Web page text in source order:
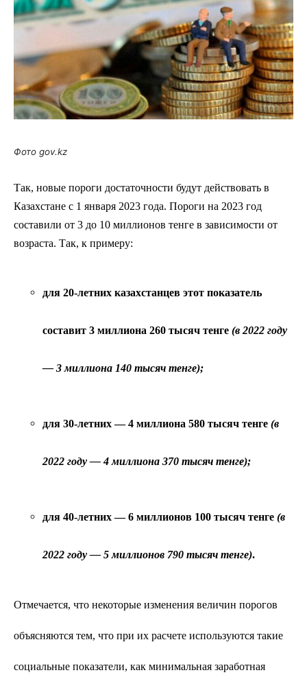
Фото gov.kz
Так, новые пороги достаточности будут действовать в
Казахстане с 1 января 2023 года. Пороги на 2023 год
составили от 3 до 10 миллионов тенге в зависимости от
возраста. Так, к примеру:
для 20-летних казахстанцев этот показатель
составит 3 миллиона 260 тысяч тенге (в 2022 году
— 3 миллиона 140 тысяч тенге);
для 30-летних — 4 миллиона 580 тысяч тенге (в
2022 году — 4 миллиона 370 тысяч тенге);
для 40-летних — 6 миллионов 100 тысяч тенге (в
2022 году — 5 миллионов 790 тысяч тенге).
Отмечается, что некоторые изменения величин порогов
объясняются тем, что при их расчете используются такие
социальные показатели, как минимальная заработная